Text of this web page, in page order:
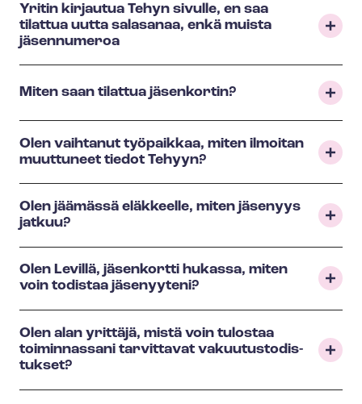
Yritin kirjautua Tehyn sivulle, en saa
tilattua uutta salasanaa, enkä muista
jäsennumeroa
Miten saan tilattua jäsenkortin?
Olen vaihtanut työpaikkaa, miten ilmoitan
muuttuneet tiedot Tehyyn?
Olen jäämässä eläkkeelle, miten jäsenyys
jatkuu?
Olen Levillä, jäsenkortti hukassa, miten
voin todistaa jäsenyyteni?
Olen alan yrittäjä, mistä voin tulostaa
toiminnassani tarvittavat va­kuu­tus­to­dis­
tuk­set?